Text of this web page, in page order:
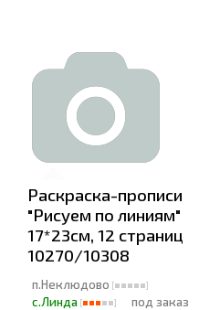
Раскраска-прописи
"Рисуем по линиям"
17*23см, 12 страниц
10270/10308
п.Неклюдово
с.Линда
под заказ